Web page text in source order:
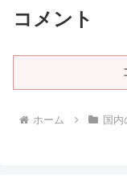
コメント
ホーム 国内